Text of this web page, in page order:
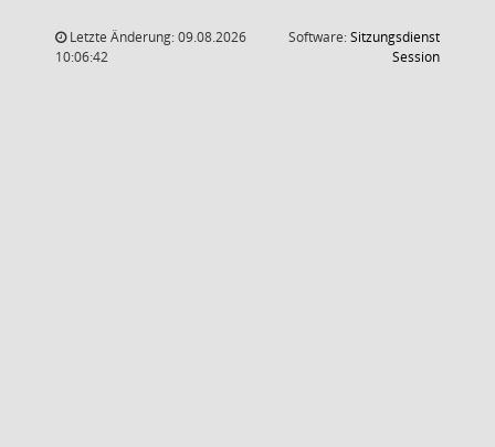
Letzte Änderung: 09.08.2026
10:06:42
Software:Sitzungsdienst
Session(Wird in